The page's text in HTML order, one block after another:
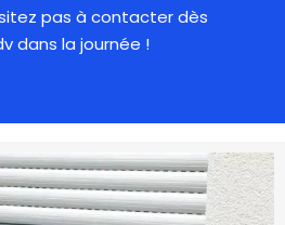
pas à contacter dès
dans la journée !